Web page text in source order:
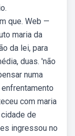
que. Web —
maria da
da lei, para
duas. 'não
numa
com maria
de
ingressou no